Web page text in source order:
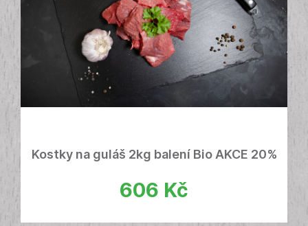
Kostky na guláš 2kg balení Bio AKCE 20%
606 Kč